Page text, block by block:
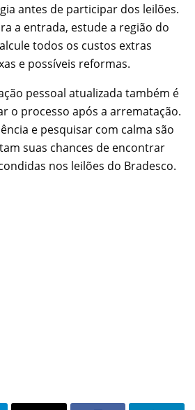
antes de participar dos leilões.
a entrada, estude a região do
todos os custos extras
e possíveis reformas.
pessoal atualizada também é
o processo após a arrematação.
e pesquisar com calma são
suas chances de encontrar
nos leilões do Bradesco.